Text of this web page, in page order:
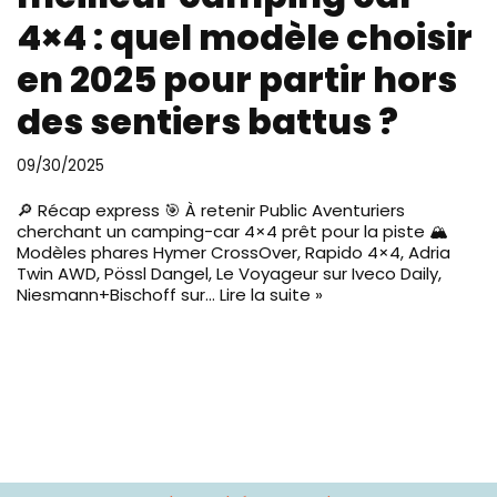
4×4 : quel modèle choisir
en 2025 pour partir hors
des sentiers battus ?
09/30/2025
🔎 Récap express 🎯 À retenir Public Aventuriers
cherchant un camping-car 4×4 prêt pour la piste 🏔️
Modèles phares Hymer CrossOver, Rapido 4×4, Adria
Twin AWD, Pössl Dangel, Le Voyageur sur Iveco Daily,
Niesmann+Bischoff sur… Lire la suite »